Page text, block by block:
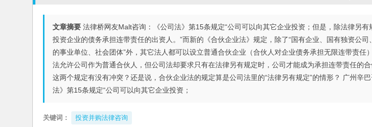
文章摘要 法律桥网友Malt咨询：《公司法》第15条规定“公司可以向其它企业投资；但是，除法律另
投资企业的债务承担连带责任的出资人。”而新的《合伙企业法》规定，除了“国有企业、国有独资公司
的事业单位、社会团体”外，其它法人都可以设立普通合伙企业（合伙人对企业债务承担无限连带责任
法允许公司作为普通合伙人，但公司法却要求只有在法律另有规定时，公司才能成为承担连带责任的合
这两个规定有没有冲突？还是说，合伙企业法的规定算是公司法里的“法律另有规定”的情形？ 广州辛
法》第15条规定“公司可以向其它企业投资；
关键词： 投资并购法律咨询